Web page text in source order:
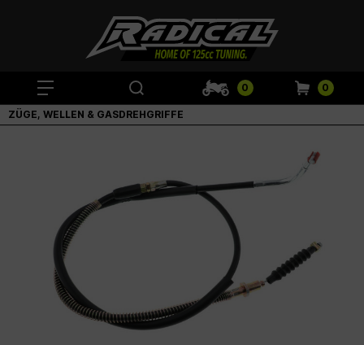
0 0
ZÜGE, WELLEN & GASDREHGRIFFE